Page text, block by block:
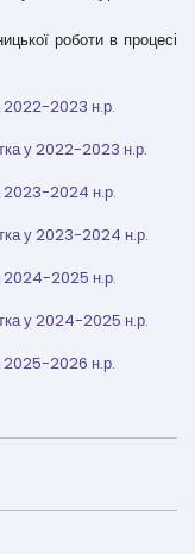
роботи в процесі
2022-2023 н.р.
у 2022-2023 н.р.
2023-2024 н.р.
у 2023-2024 н.р.
2024-2025 н.р.
у 2024-2025 н.р.
2025-2026 н.р.